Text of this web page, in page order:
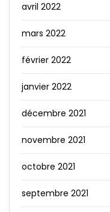
avril 2022
mars 2022
février 2022
janvier 2022
décembre 2021
novembre 2021
octobre 2021
septembre 2021